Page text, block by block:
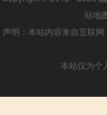
站地
声明：本站内容来自互联
本站仅为个